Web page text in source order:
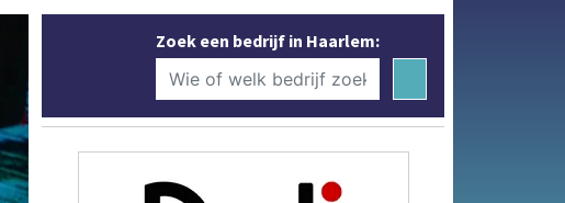
Zoek een bedrijf in Haarlem: